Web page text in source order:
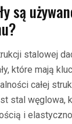
są
stalowej
które mają
całej
stal węglowa,
i